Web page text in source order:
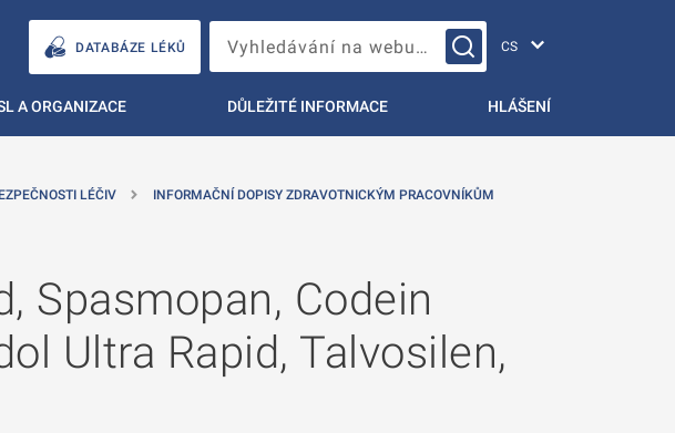
DATABÁZE LÉKŮ Vyhledávání na webu…
A ORGANIZACE DŮLEŽITÉ INFORMACE HLÁŠENÍ
LÉČIV
INFORMAČNÍ DOPISY ZDRAVOTNICKÝM PRACOVNÍKŮM
Spasmopan, Codein
Ultra Rapid, Talvosilen,